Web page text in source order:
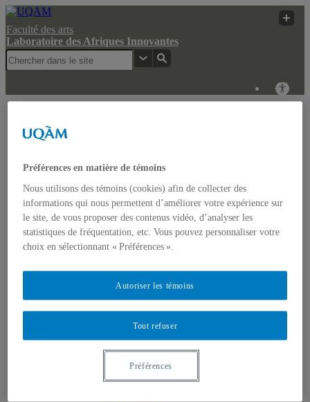
Faculté des arts
Laboratoire des Afriques Innovantes
Actualités
Colloque: REGARDS COMPARATISTES SUR LES
IMAGINAIRES NON-DOMINANTS EN AFRIQUE ET
DANS LES AMÉRIQUES
Accueil
Bulletin Bandung Spirit
Qui sommes-nous ?
Membres de l’UQÀM
Monia Abdallah
Jean-Jacques Bogui
Bonnie Campbell
Préférences en matière de témoins
Nous utilisons des témoins (cookies) afin de collecter des
informations qui nous permettent d’améliorer votre expérience sur
le site, de vous proposer des contenus vidéo, d’analyser les
statistiques de fréquentation, etc. Vous pouvez personnaliser votre
choix en sélectionnant « Préférences ».
Tout refuser
Autoriser les témoins
Préférences